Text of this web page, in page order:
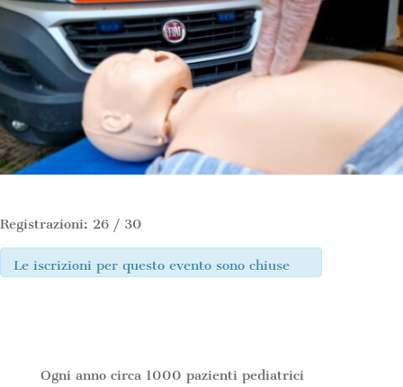
Registrazioni: 26 / 30
Le iscrizioni per questo evento sono chiuse
Ogni anno circa 1000 pazienti pediatrici